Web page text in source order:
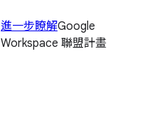
進一步瞭解Google
Workspace 聯盟計畫